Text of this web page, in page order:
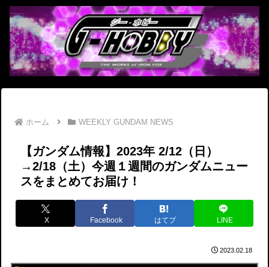
ホーム WEEKLY GUNDAM NEWS
【ガンダム情報】2023年 2/12（日）
→2/18（土）今週１週間のガンダムニュー
スをまとめてお届け！
X Facebook はてブ LINE
2023.02.18